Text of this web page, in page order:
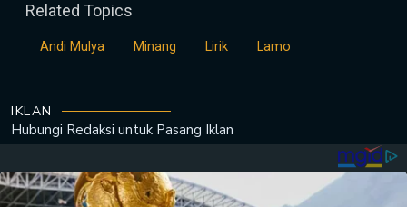
Related Topics
Andi Mulya Minang Lirik Lamo
IKLAN
Hubungi Redaksi untuk Pasang Iklan